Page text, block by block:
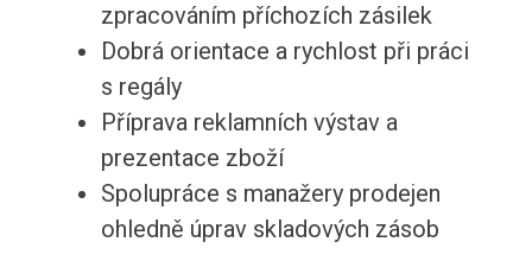
zpracováním příchozích zásilek
Dobrá orientace a rychlost při práci
s regály
Příprava reklamních výstav a
prezentace zboží
Spolupráce s manažery prodejen
ohledně úprav skladových zásob